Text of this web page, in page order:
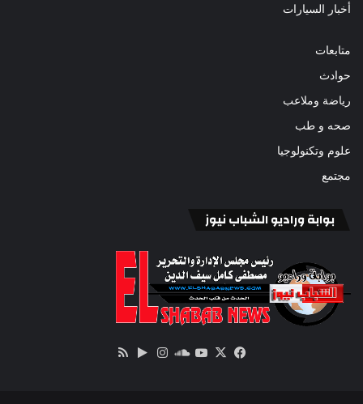
أخبار السيارات
متابعات
حوادث
رياضة وملاعب
صحه و طب
علوم وتكنولوجيا
مجتمع
بوابة وراديو الشباب نيوز
فيسبوك
‫X
‫YouTube
ساوندانستقرام‏Google